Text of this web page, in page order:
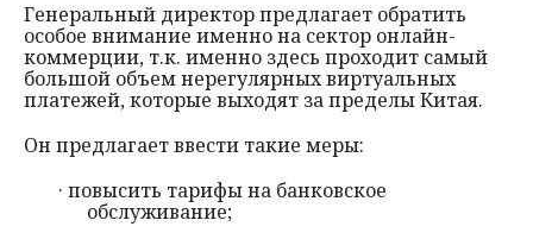
Генеральный директор предлагает обратить
особое внимание именно на сектор онлайн-
коммерции, т.к. именно здесь проходит самый
большой объем нерегулярных виртуальных
платежей, которые выходят за пределы Китая.
Он предлагает ввести такие меры:
· повысить тарифы на банковское
обслуживание;